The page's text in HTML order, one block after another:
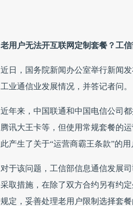
老用户无法开互联网定制套餐？工
近日，国务院新闻办公室举行新闻
工业通信业发展情况，并答记者问。
近年来，中国联通和中国电信公司
腾讯大王卡等，但使用常规套餐的
此产生了关于“运营商霸王条款”的用
对于该问题，工信部信息通信发展
采取措施，在除了双方合约另有约
规定，妥善处理老用户限制选择套餐